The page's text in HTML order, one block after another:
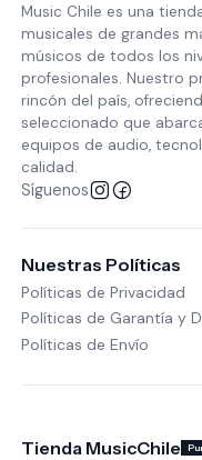
Music Chile es una
musicales de grandes
músicos de todos los
profesionales. Nuestro
rincón del país,
seleccionado que
equipos de audio,
calidad.
Síguenos
Nuestras Políticas
Políticas de Privacidad
Políticas de Garantía y
Políticas de Envío
Tienda MusicChile